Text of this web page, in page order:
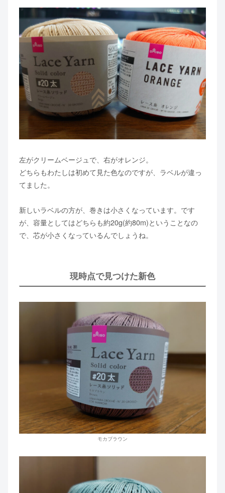
左がクリームベージュで、右がオレンジ。
どちらもわたしは初めて見た色なのですが、ラベルが違っ
てました。
新しいラベルの方が、巻きは小さくなっています。です
が、容量としてはどちらも約20g(約80m)ということなの
で、芯が小さくなっているんでしょうね。
現時点で見つけた新色
モカブラウン